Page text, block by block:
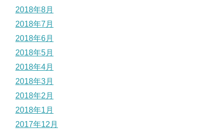
2018年8月
2018年7月
2018年6月
2018年5月
2018年4月
2018年3月
2018年2月
2018年1月
2017年12月